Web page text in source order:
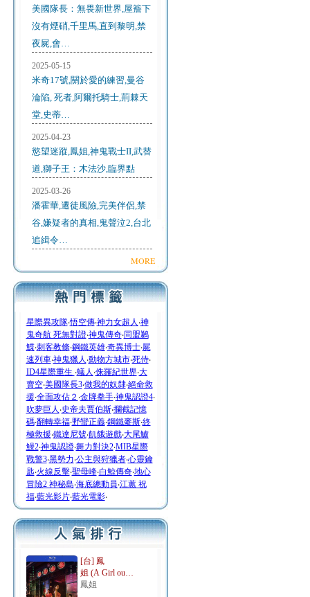
美國隊長：無畏新世界,屋簷下
沒有煙硝,千里馬,直到黎明,禁
夜屍,會…
2025-05-15
米奇17號,關於愛的練習,曼谷
淪陷, 死者,阿爾托騎士,荊棘天
堂,史蒂…
2025-04-23
慾望迷蹤,鳳姐,神鬼戰士II,武替
道,獅子王：木法沙,臨界點
2025-03-26
潘霍華,遷徒風險,完美伴侶,禁
谷,嫌疑者的真相,鬼聲泣2,台北
追緝令…
MORE
星際異攻隊‧悟空傳‧神力女超人 ‧神
鬼奇航 死無對證‧神鬼傳奇‧同盟鶼
鰈‧刺客教條‧鋼鐵英雄‧奇異博士‧屍
速列車‧神鬼獵人 ‧動物方城市‧死侍‧
ID4星際重生 ‧蟻人 ‧侏羅紀世界‧大
賣空‧美國隊長3‧做我的奴隸‧絕命救
援‧全面攻佔２ ‧金牌拳手‧神鬼認證4‧
吹夢巨人 ‧史帝夫賈伯斯‧攔截記憶
碼‧翻轉幸福‧野蠻正義‧鋼鐵麥斯‧終
極救援‧鐵達尼號‧飢餓遊戲‧大尾鱸
鰻2‧神鬼認證‧舞力對決2‧MIB星際
戰警3‧黑勢力‧公主與狩獵者‧心靈鑰
匙‧火線反擊‧聖母峰‧白鯨傳奇‧地心
冒險2 神秘島‧海底總動員‧江蕙 祝
福‧藍光影片‧藍光電影‧
[台] 鳳
姐 (A Girl ou…
鳳姐